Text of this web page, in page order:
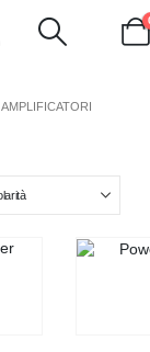
AMPLIFICATORI